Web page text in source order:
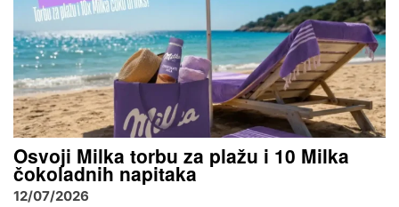
Osvoji Milka torbu za plažu i 10 Milka
čokoladnih napitaka
12/07/2026